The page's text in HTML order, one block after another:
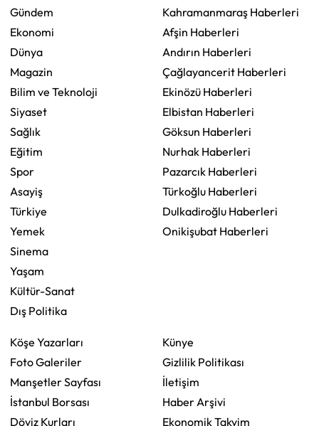
Gündem
Ekonomi
Dünya
Magazin
Bilim ve Teknoloji
Siyaset
Sağlık
Eğitim
Spor
Asayiş
Türkiye
Yemek
Sinema
Yaşam
Kültür-Sanat
Dış Politika
Kahramanmaraş Haberleri
Afşin Haberleri
Andırın Haberleri
Çağlayancerit Haberleri
Ekinözü Haberleri
Elbistan Haberleri
Göksun Haberleri
Nurhak Haberleri
Pazarcık Haberleri
Türkoğlu Haberleri
Dulkadiroğlu Haberleri
Onikişubat Haberleri
Köşe Yazarları
Foto Galeriler
Manşetler Sayfası
İstanbul Borsası
Döviz Kurları
Künye
Gizlilik Politikası
İletişim
Haber Arşivi
Ekonomik Takvim